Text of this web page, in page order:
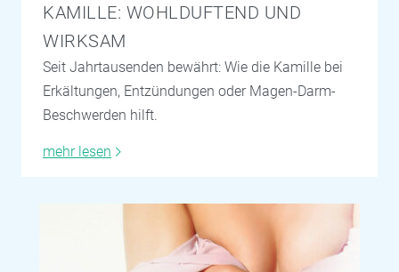
KAMILLE: WOHLDUFTEND UND
WIRKSAM
Seit Jahrtausenden bewährt: Wie die Kamille bei
Erkältungen, Entzündungen oder Magen-Darm-
Beschwerden hilft.
mehr lesen